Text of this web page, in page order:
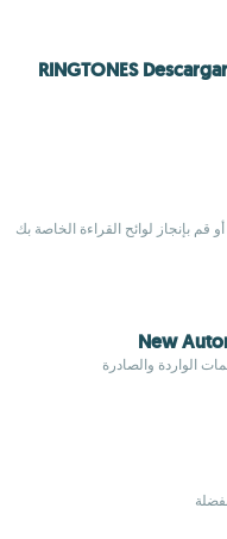
RINGTONES
بإنجاز لوائح القراءة الخاصة بك
New
الواردة والصادرة